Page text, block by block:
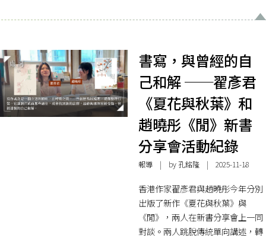
書寫，與曾經的自
己和解 ──翟彥君
《夏花與秋葉》和
趙曉彤《閒》新書
分享會活動紀錄
報導| by 孔銘隆 | 2025-11-18
香港作家翟彥君與趙曉彤今年分別
出版了新作《夏花與秋葉》與
《閒》，兩人在新書分享會上一同
對談。兩人跳脫傳統單向講述，轉